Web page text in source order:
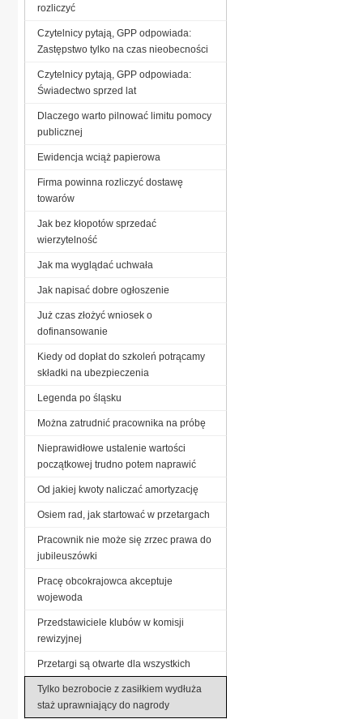
rozliczyć
Czytelnicy pytają, GPP odpowiada:
Zastępstwo tylko na czas nieobecności
Czytelnicy pytają, GPP odpowiada:
Świadectwo sprzed lat
Dlaczego warto pilnować limitu pomocy
publicznej
Ewidencja wciąż papierowa
Firma powinna rozliczyć dostawę
towarów
Jak bez kłopotów sprzedać
wierzytelność
Jak ma wyglądać uchwała
Jak napisać dobre ogłoszenie
Już czas złożyć wniosek o
dofinansowanie
Kiedy od dopłat do szkoleń potrącamy
składki na ubezpieczenia
Legenda po śląsku
Można zatrudnić pracownika na próbę
Nieprawidłowe ustalenie wartości
początkowej trudno potem naprawić
Od jakiej kwoty naliczać amortyzację
Osiem rad, jak startować w przetargach
Pracownik nie może się zrzec prawa do
jubileuszówki
Pracę obcokrajowca akceptuje
wojewoda
Przedstawiciele klubów w komisji
rewizyjnej
Przetargi są otwarte dla wszystkich
Tylko bezrobocie z zasiłkiem wydłuża
staż uprawniający do nagrody